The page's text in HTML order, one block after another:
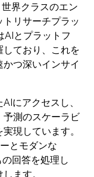
界クラスのエン
リサーチプラッ
AIとプラットフ
しており、これを
つ深いインサイ
にアクセスし、
予測のスケーラビ
現しています。
とモダンな
回答を処理し
ます。